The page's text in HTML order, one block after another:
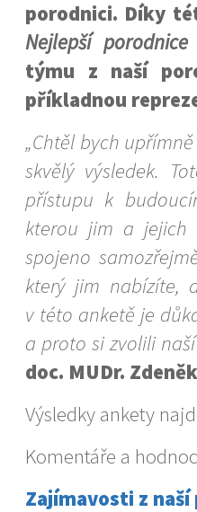
porodnici. Díky
Nejlepší
týmu z naší
příkladnou
„Chtěl bych
skvělý výsledek.
přístupu k
kterou jim a jejich
spojeno
který jim nabízíte,
v této anketě je
a proto si zvolili
doc. MUDr.
Výsledky ankety
Komentáře a
Zajímavosti z naší